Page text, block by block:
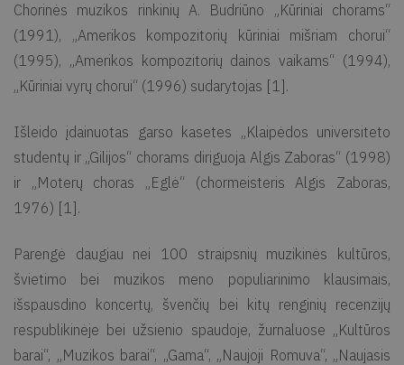
Chorinės muzikos rinkinių A. Budriūno „Kūriniai chorams“
(1991), „Amerikos kompozitorių kūriniai mišriam chorui“
(1995), „Amerikos kompozitorių dainos vaikams“ (1994),
„Kūriniai vyrų chorui“ (1996) sudarytojas [1].
Išleido įdainuotas garso kasetes „Klaipėdos universiteto
studentų ir „Gilijos“ chorams diriguoja Algis Zaboras“ (1998)
ir „Moterų choras „Eglė“ (chormeisteris Algis Zaboras,
1976) [1].
Parengė daugiau nei 100 straipsnių muzikinės kultūros,
švietimo bei muzikos meno populiarinimo klausimais,
išspausdino koncertų, švenčių bei kitų renginių recenzijų
respublikinėje bei užsienio spaudoje, žurnaluose „Kultūros
barai“, „Muzikos barai“, „Gama“, „Naujoji Romuva“, „Naujasis